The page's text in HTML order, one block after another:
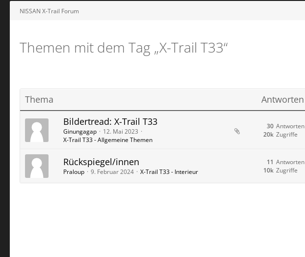
NISSAN X-Trail Forum
Themen mit dem Tag „X-Trail T33“
Thema Antworten
Bildertread: X-Trail T33
Ginungagap
12. Mai 2023
X-Trail T33 - Allgemeine Themen
Antworten
30
Zugriffe
20k
Rückspiegel/innen
Praloup 9. Februar 2024 X-Trail T33 - Interieur
Antworten
11
Zugriffe
10k